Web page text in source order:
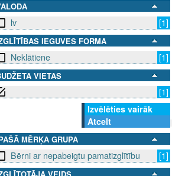
lv [1]
IEGUVES FORMA
Neklātiene [1]
VIETAS
[1]
Izvēlēties vairāk
Atcelt
MĒRĶA GRUPA
Bērni ar nepabeigtu pamatizglītību [1]
SEKO MUMS SAZINIES